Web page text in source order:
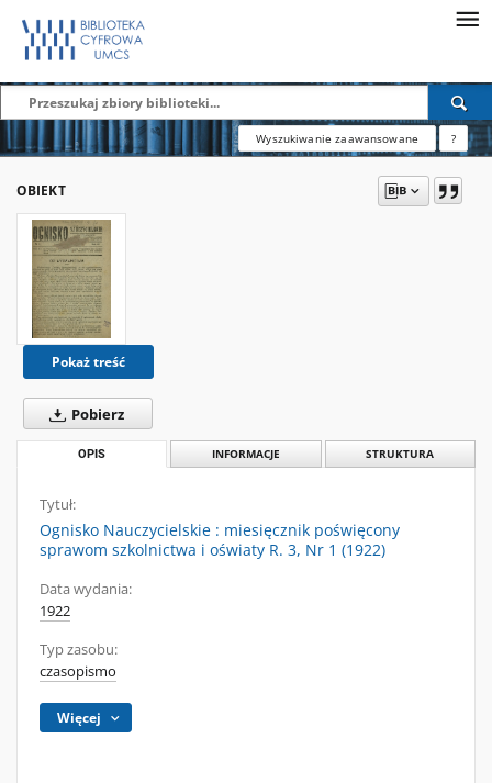
Wyszukiwanie zaawansowane ?
OBIEKT
Pokaż treść
Pobierz
OPIS INFORMACJE STRUKTURA
Tytuł:
Ognisko Nauczycielskie : miesięcznik poświęcony
sprawom szkolnictwa i oświaty R. 3, Nr 1 (1922)
Data wydania:
1922
Typ zasobu:
czasopismo
Więcej